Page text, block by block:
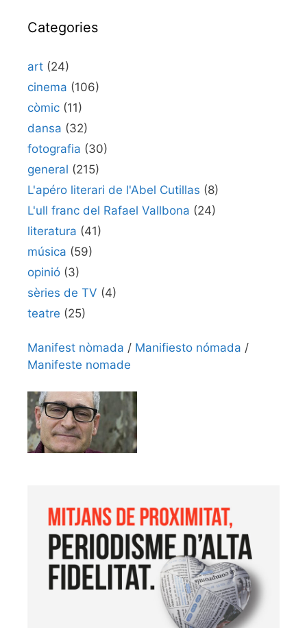
Categories
art (24)
cinema (106)
còmic (11)
dansa (32)
fotografia (30)
general (215)
L'apéro literari de l'Abel Cutillas (8)
L'ull franc del Rafael Vallbona (24)
literatura (41)
música (59)
opinió (3)
sèries de TV (4)
teatre (25)
Manifest nòmada / Manifiesto nómada /
Manifeste nomade